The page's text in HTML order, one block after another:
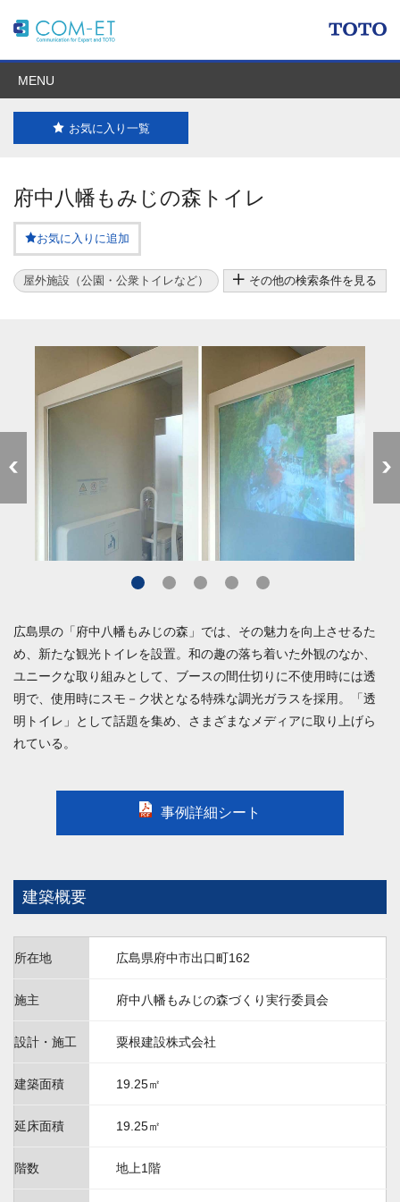
MENU
お気に入り一覧
府中八幡もみじの森トイレ
お気に入りに追加
屋外施設（公園・公衆トイレなど） その他の検索条件を見る
広島県の「府中八幡もみじの森」では、その魅力を向上させるた
め、新たな観光トイレを設置。和の趣の落ち着いた外観のなか、
ユニークな取り組みとして、ブースの間仕切りに不使用時には透
明で、使用時にスモ－ク状となる特殊な調光ガラスを採用。「透
明トイレ」として話題を集め、さまざまなメディアに取り上げら
れている。
事例詳細シート
建築概要
所在地 広島県府中市出口町162
施主 府中八幡もみじの森づくり実行委員会
設計・施工 粟根建設株式会社
建築面積 19.25㎡
延床面積 19.25㎡
階数 地上1階